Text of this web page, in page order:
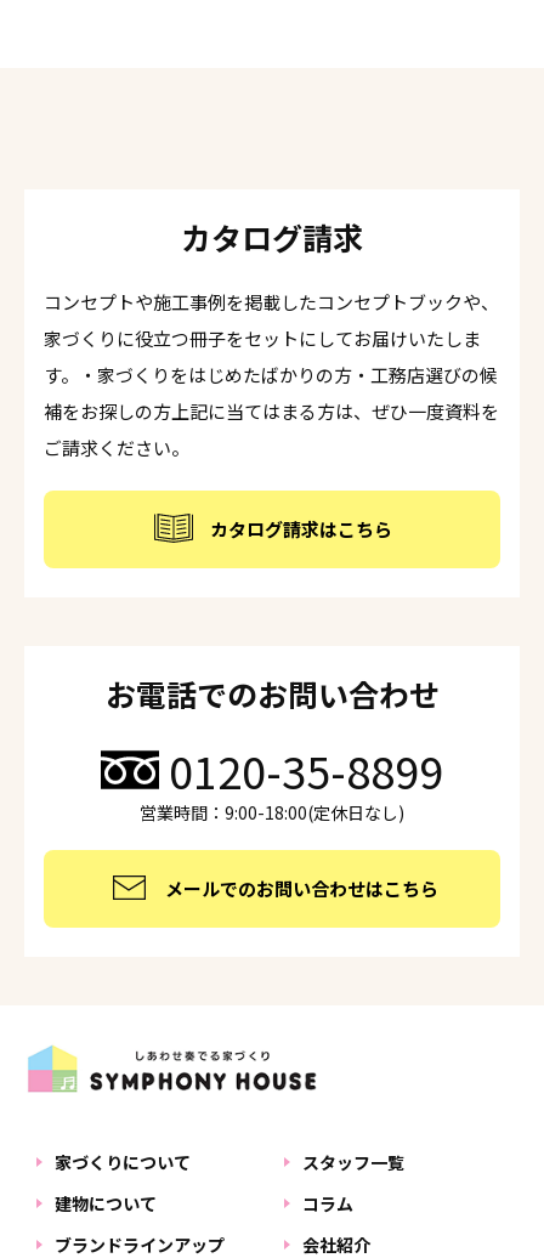
カタログ請求
コンセプトや施工事例を掲載したコンセプトブックや、
家づくりに役立つ冊子をセットにしてお届けいたしま
す。・家づくりをはじめたばかりの方・工務店選びの候
補をお探しの方上記に当てはまる方は、ぜひ一度資料を
ご請求ください。
カタログ請求はこちら
お電話でのお問い合わせ
0120-35-8899
営業時間：9:00-18:00(定休日なし)
メールでのお問い合わせはこちら
家づくりについて
建物について
ブランドラインアップ
スタッフ一覧
コラム
会社紹介